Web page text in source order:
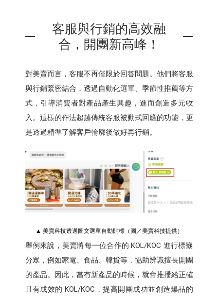
客服與行銷的高效融
合，開團新高峰！
對美賣而言，客服不再僅限於回答問題。他們將客服
與行銷緊密結合，透過自動化選單、季節性推薦等方
式，引導消費者對產品產生興趣，進而創造多元收
入。這樣的作法超越傳統客服被動式回應的功能，更
是透過精準了解客戶輪廓後做好再行銷。
▲ 美賣科技透過圖文選單自動貼標（圖／美賣科技提供）
舉例來說，美賣將每一位合作的 KOL/KOC 進行標籤
分眾，例如家電、食品、韓貨等，協助辨識擅長開團
的產品。因此，當有新產品的時候，就會推播給正確
且有成效的 KOL/KOC，提高開團成功並創造爆品的